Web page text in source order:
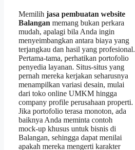
Memilih jasa pembuatan website
Balangan memang bukan perkara
mudah, apalagi bila Anda ingin
menyeimbangkan antara biaya yang
terjangkau dan hasil yang profesional.
Pertama‑tama, perhatikan portofolio
penyedia layanan. Situs‑situs yang
pernah mereka kerjakan seharusnya
menampilkan variasi desain, mulai
dari toko online UMKM hingga
company profile perusahaan properti.
Jika portofolio terasa monoton, ada
baiknya Anda meminta contoh
mock‑up khusus untuk bisnis di
Balangan, sehingga dapat menilai
apakah mereka mengerti karakter